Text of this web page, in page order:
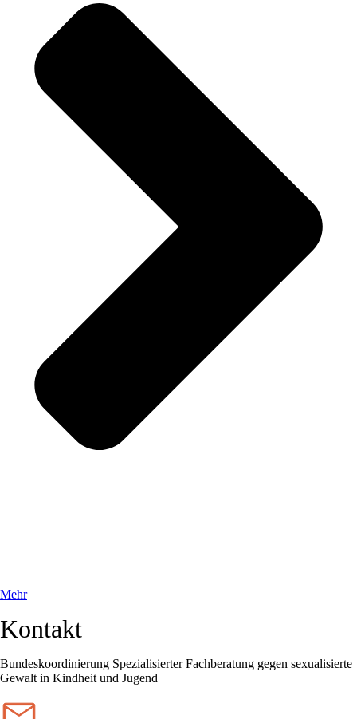
Mehr
Kontakt
Bundeskoordinierung Spezialisierter Fachberatung gegen sexualisierte
Gewalt in Kindheit und Jugend